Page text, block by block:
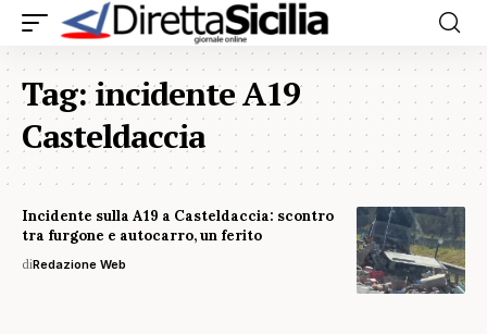
Tag:incidente A19
Casteldaccia
Incidente sulla A19 a Casteldaccia: scontro
tra furgone e autocarro, un ferito
diRedazione Web